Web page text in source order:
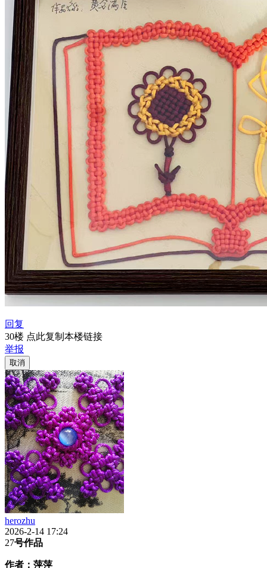
回复
30楼 点此复制本楼链接
举报
取消
herozhu
2026-2-14 17:24
27号作品
作者： 萍萍